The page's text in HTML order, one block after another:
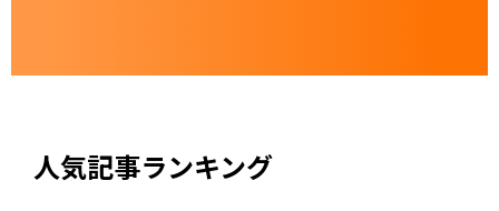
人気記事ランキング